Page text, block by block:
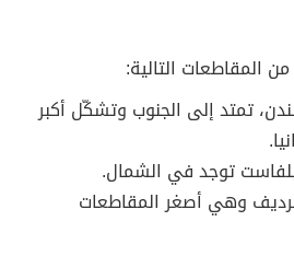
المقاطعات التالية:
تمتد إلى الجنوب وتشكّل أكبر
توجد في الشمال.
وهي أصغر المقاطعات